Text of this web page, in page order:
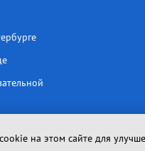
на этом сайте для